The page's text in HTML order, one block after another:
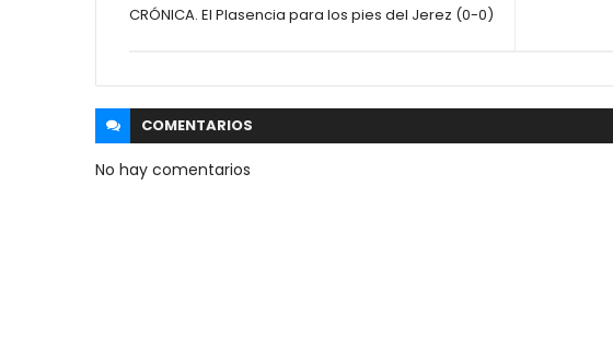
CRÓNICA. El Plasencia para los pies del Jerez (0-0)
COMENTARIOS
No hay comentarios